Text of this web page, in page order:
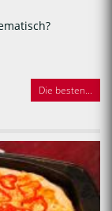
Die besten...